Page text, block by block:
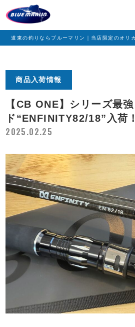
道東の釣りならブルーマリン｜当店限定のオリ
商品入荷情報
【CB ONE】シリーズ最
ド“ENFINITY82/18”入荷！
2025.02.25